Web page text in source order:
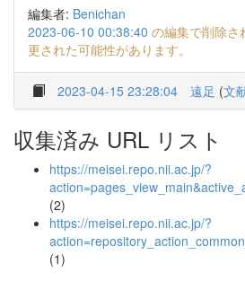
編集者: Benichan
2023-06-10 00:38:40 の編集で削除さ
更された可能性があります。
2023-04-15 23:28:04 遠足 (文
収集済み URL リスト
https://meisei.repo.nii.ac.jp/?
(2)
https://meisei.repo.nii.ac.jp/?
(1)